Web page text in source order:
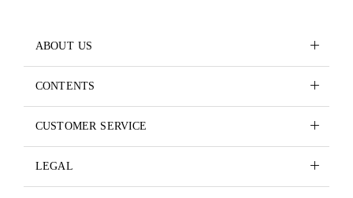
ABOUT US
CONTENTS
CUSTOMER SERVICE
LEGAL